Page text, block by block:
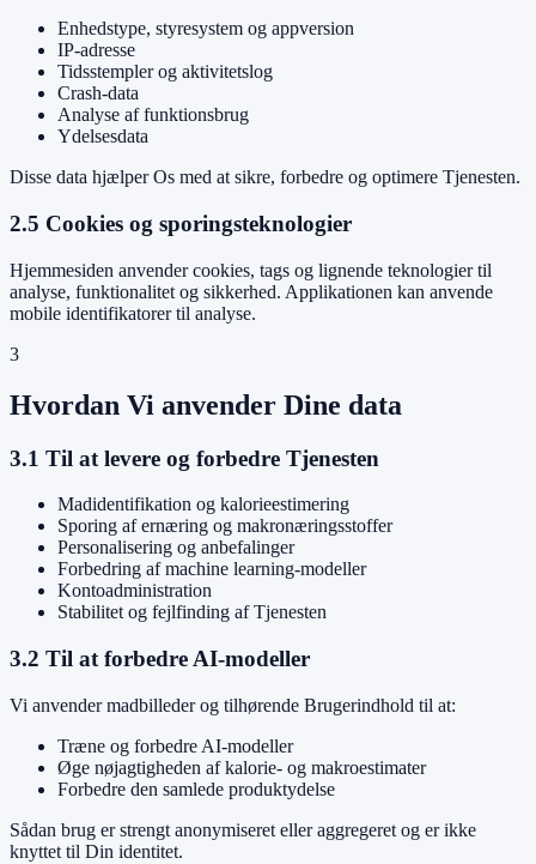
Enhedstype, styresystem og appversion
IP-adresse
Tidsstempler og aktivitetslog
Crash-data
Analyse af funktionsbrug
Ydelsesdata
Disse data hjælper Os med at sikre, forbedre og optimere Tjenesten.
2.5 Cookies og sporingsteknologier
Hjemmesiden anvender cookies, tags og lignende teknologier til
analyse, funktionalitet og sikkerhed. Applikationen kan anvende
mobile identifikatorer til analyse.
3
Hvordan Vi anvender Dine data
3.1 Til at levere og forbedre Tjenesten
Madidentifikation og kalorieestimering
Sporing af ernæring og makronæringsstoffer
Personalisering og anbefalinger
Forbedring af machine learning-modeller
Kontoadministration
Stabilitet og fejlfinding af Tjenesten
3.2 Til at forbedre AI-modeller
Vi anvender madbilleder og tilhørende Brugerindhold til at:
Træne og forbedre AI-modeller
Øge nøjagtigheden af kalorie- og makroestimater
Forbedre den samlede produktydelse
Sådan brug er strengt anonymiseret eller aggregeret og er ikke
knyttet til Din identitet.